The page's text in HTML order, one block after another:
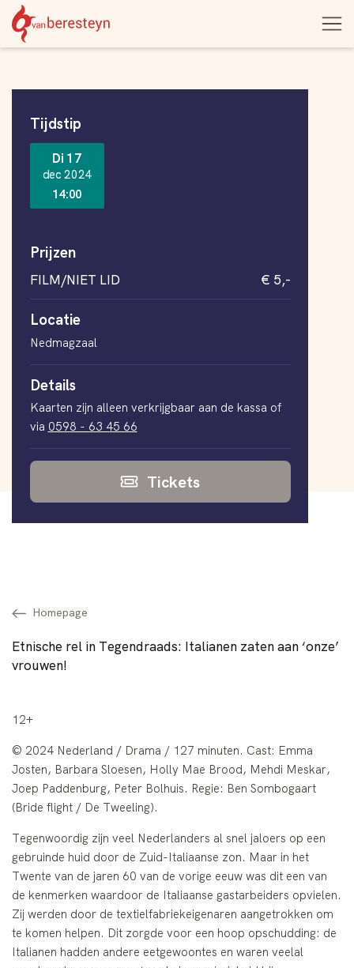
Navigatie
overslaan
Theater
vanBeresteyn
Open
Homepage
Etnische rel in Tegendraads: Italianen zaten aan ‘onze’
vrouwen!
12+
© 2024 Nederland / Drama / 127 minuten. Cast: Emma
Josten, Barbara Sloesen, Holly Mae Brood, Mehdi Meskar,
Joep Paddenburg, Peter Bolhuis. Regie: Ben Sombogaart
(Bride flight / De Tweeling).
Tegenwoordig zijn veel Nederlanders al snel jaloers op een
gebruinde huid door de Zuid-Italiaanse zon. Maar in het
Twente van de jaren 60 van de vorige eeuw was dit een van
de kenmerken waardoor de Italiaanse gastarbeiders opvielen.
Zij werden door de textielfabriekeigenaren aangetrokken om
te komen helpen. Dit zorgde voor een hoop opschudding: de
Italianen hadden andere eetgewoontes en waren veelal
Informatie
Tickets
Tijdstip
Di 17
dec 2024
14:00
Prijzen
FILM/NIET LID € 5,-
Locatie
Nedmagzaal
Details
Kaarten zijn alleen verkrijgbaar aan de kassa of
via 0598 - 63 45 66